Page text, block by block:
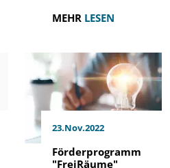
MEHR LESEN
23.Nov.2022
Förderprogramm
"FreiRäume"